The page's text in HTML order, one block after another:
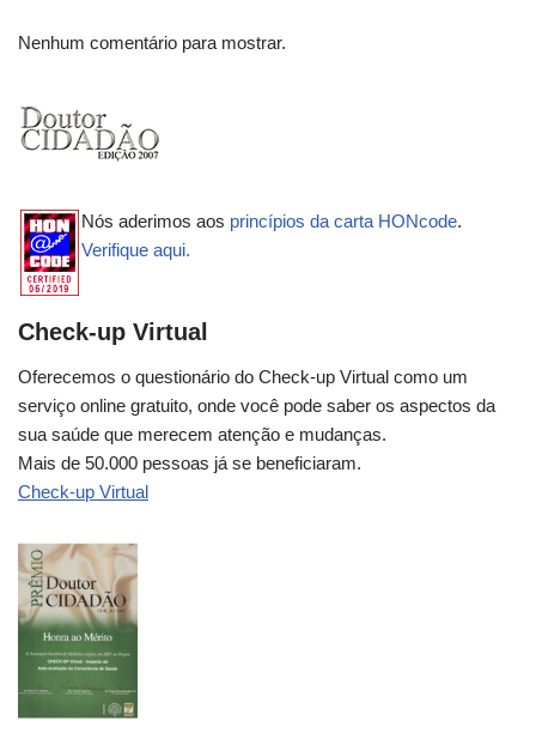
Nenhum comentário para mostrar.
Nós aderimos aos princípios da carta HONcode.
Verifique aqui.
Check-up Virtual
Oferecemos o questionário do Check-up Virtual como um
serviço online gratuito, onde você pode saber os aspectos da
sua saúde que merecem atenção e mudanças.
Mais de 50.000 pessoas já se beneficiaram.
Check-up Virtual